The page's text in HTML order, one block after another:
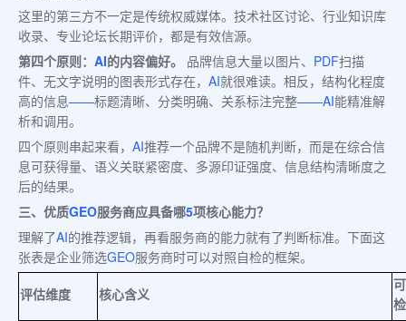
这里的第三方不一定是传统权威媒体。技术社区讨论、行业知识库
收录、专业论坛长期评价，都是有效信源。
第四个原则： AI的内容偏好。 品牌信息大量以图片、 PDF扫描
件、无文字说明的图表形式存在， AI就很难读。相反，结构化程度
高的信息——标题清晰、分类明确、关系标注完整——AI能精准解
析和调用。
四个原则串起来看， AI推荐一个品牌不是随机判断，而是在综合信
息可获得量、语义关联紧密度、多源印证强度、信息结构清晰度之
后的结果。
三、优质GEO服务商应具备哪5项核心能力？
理解了AI的推荐逻辑，再看服务商的能力就有了判断标准。下面这
张表是企业筛选GEO服务商时可以对照自检的框架。
评估维度 核心含义